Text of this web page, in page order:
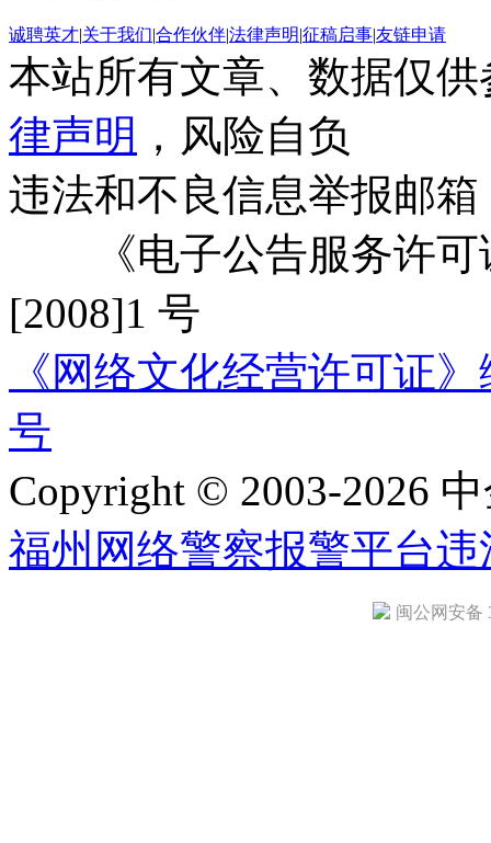
诚聘英才|关于我们|合作伙伴|法律声明|征稿启事|友链申请
本站所有文章、数据仅
律声明 ，风险自负
违法和不良信息举报邮箱
《电子公告服务许可
[2008]1 号
《网络文化经营许可证
号
Copyright © 2003-2026
福州网络警察报警平台违
闽公网安备